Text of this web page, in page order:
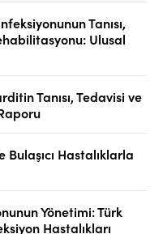
Tanısı,
Ulusal
Tanısı, Tedavisi ve
Bulaşıcı Hastalıklarla
Yönetimi: Türk
Hastalıkları